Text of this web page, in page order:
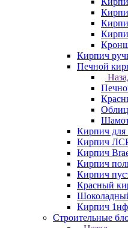
Кирпич
Печной
Кирпич для
Кирпич
Кирпич
Кирпич
Кирпич
Красный
Кирпич 1нф
Строительные